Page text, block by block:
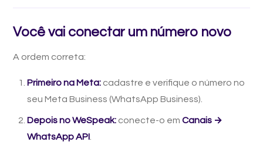
Você vai conectar um número novo
A ordem correta:
Primeiro na Meta: cadastre e verifique o número no
seu Meta Business (WhatsApp Business).
Depois no WeSpeak: conecte-o em Canais →
WhatsApp API